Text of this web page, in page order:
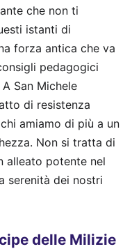
che non ti
istanti di
forza antica che va
pedagogici
San Michele
di resistenza
amiamo di più a un
Non si tratta di
alleato potente nel
serenità dei nostri
delle Milizie